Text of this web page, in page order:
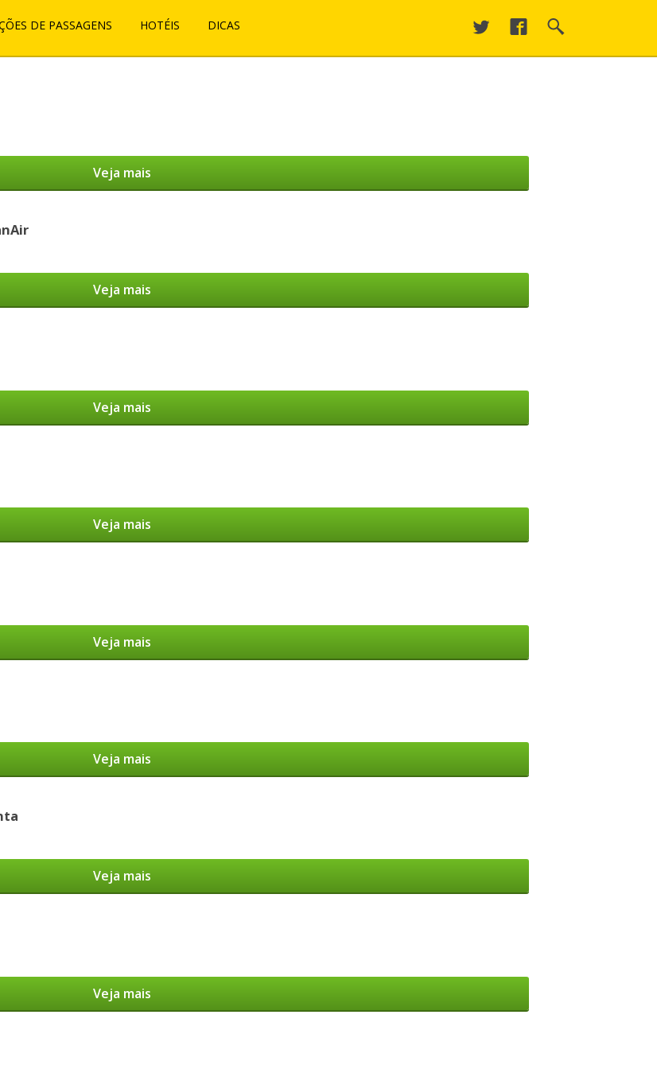
DE PASSAGENS HOTÉIS DICAS
Veja mais
Veja mais
Veja mais
Veja mais
Veja mais
Veja mais
Veja mais
Veja mais